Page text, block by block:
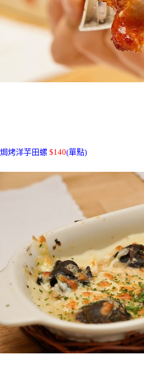
焗烤洋芋田螺 $140(單點)